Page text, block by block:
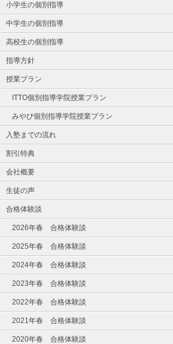
小学生の個別指導
中学生の個別指導
高校生の個別指導
指導方針
授業プラン
ITTO個別指導学院授業プラン
みやび個別指導学院授業プラン
入塾までの流れ
割引特典
会社概要
生徒の声
合格体験談
2026年春 合格体験談
2025年春 合格体験談
2024年春 合格体験談
2023年春 合格体験談
2022年春 合格体験談
2021年春 合格体験談
2020年春 合格体験談